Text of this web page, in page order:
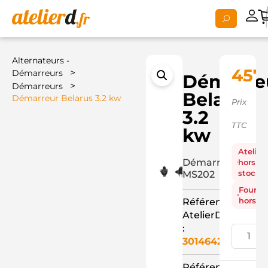
Alternateurs -
Démarreurs
>
Démarreurs >
Démarreur Belarus 3.2 kw
Belarus
3.2
kw
Démarreur
MS202
Référence
AtelierD
:
3014642
Prix
TTC
Atelier
hors
stock
hors